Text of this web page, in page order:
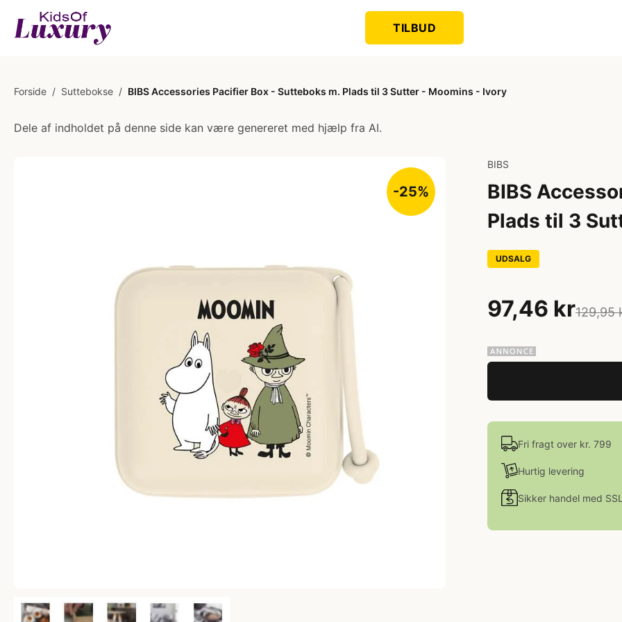
TILBUD
Forside / Suttebokse / BIBS Accessories Pacifier Box - Sutteboks m. Plads til 3 Sutter - Moomins - Ivory
Dele af indholdet på denne side kan være genereret med hjælp fra AI.
-25%
BIBS
BIBS
Plads til 3
UDSALG
97,46 kr129,95
Fri fragt over kr. 799
Hurtig levering
Sikker handel med SSL